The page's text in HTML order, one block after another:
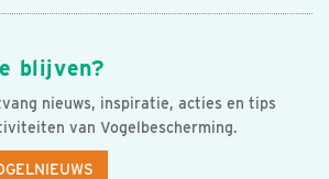
blijven?
nieuws, inspiratie, acties en tips
van Vogelbescherming.